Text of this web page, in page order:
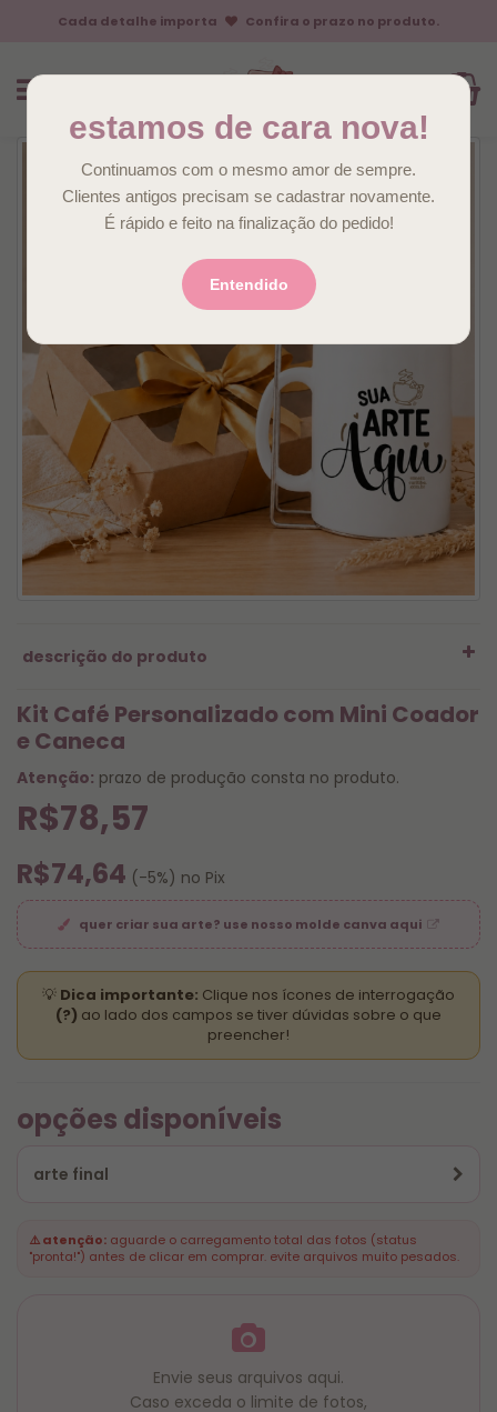
Cada detalhe importa Confira o prazo no produto.
descrição do produto
Kit Café Personalizado com Mini Coador
e Caneca
Atenção: prazo de produção consta no produto.
R$78,57
R$74,64 (-5%) no Pix
quer criar sua arte? use nosso molde canva aqui
💡 Dica importante: Clique nos ícones de interrogação
(?) ao lado dos campos se tiver dúvidas sobre o que
preencher!
opções disponíveis
arte final
⚠️ atenção: aguarde o carregamento total das fotos (status
"pronta!") antes de clicar em comprar. evite arquivos muito pesados.
Envie seus arquivos aqui.
Caso exceda o limite de fotos,
estamos de cara nova!
Continuamos com o mesmo amor de sempre.
Clientes antigos precisam se cadastrar novamente.
É rápido e feito na finalização do pedido!
Entendido